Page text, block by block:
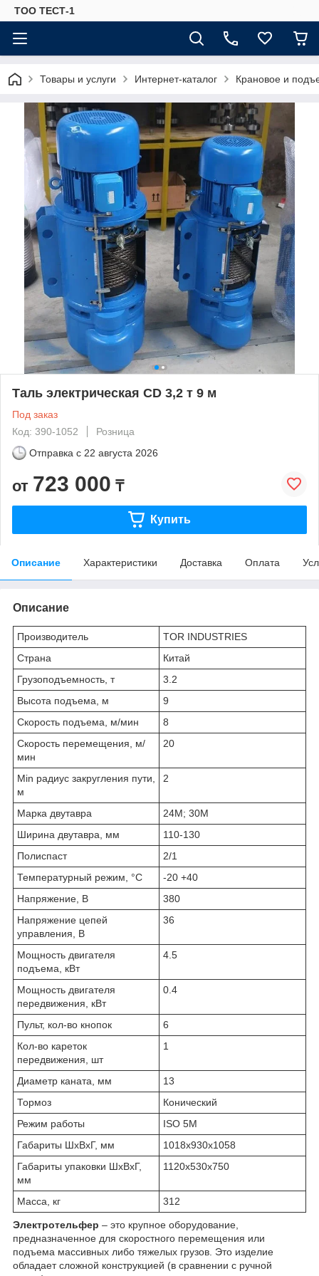
ТОО ТЕСТ-1
Товары и услуги Интернет-каталог Крановое и
Таль электрическая CD 3,2 т 9 м
Под заказ
Код: 390-1052
Розница
Отправка с 22 августа 2026
от 723 000 ₸
Купить
Описание Характеристики Доставка Оплата
Описание
Производитель
TOR INDUSTRIES
Страна
Китай
Грузоподъемность, т
3.2
Высота подъема, м
9
Скорость подъема, м/мин
8
Скорость перемещения, м/
мин
20
Min радиус закругления пути,
м
2
Марка двутавра
24М; 30М
Ширина двутавра, мм
110-130
Полиспаст
2/1
Температурный режим, °С
-20 +40
Напряжение, В
380
Напряжение цепей
управления, В
36
Мощность двигателя
подъема, кВт
4.5
Мощность двигателя
передвижения, кВт
0.4
Пульт, кол-во кнопок
6
Кол-во кареток
передвижения, шт
1
Диаметр каната, мм
13
Тормоз
Конический
Режим работы
ISO 5M
Габариты ШхВхГ, мм
1018х930х1058
Габариты упаковки ШхВхГ,
мм
1120х530х750
Масса, кг 312
Электротельфер – это крупное оборудование,
предназначенное для скоростного перемещения или
подъема массивных либо тяжелых грузов. Это изделие
обладает сложной конструкцией (в сравнении с ручной